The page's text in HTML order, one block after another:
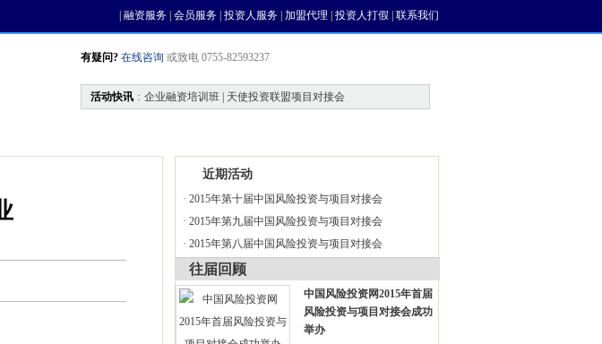
融资服务 会员服务 投资人服务 加盟代理 投资人打假 联系我们
有疑问? 在线咨询 或致电 0755-82593237
活动快讯 ： 企业融资培训班 | 天使投资联盟项目对接会
近期活动
· 2015年第十届中国风险投资与项目对接会
· 2015年第九届中国风险投资与项目对接会
· 2015年第八届中国风险投资与项目对接会
往届回顾
中国风险投资网2015年首届
风险投资与项目对接会成功
举办